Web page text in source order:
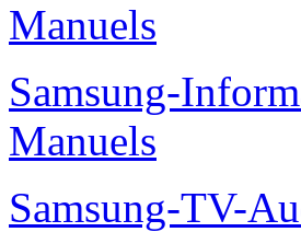
Manuels
Samsung-
Manuels
Samsung-TV-